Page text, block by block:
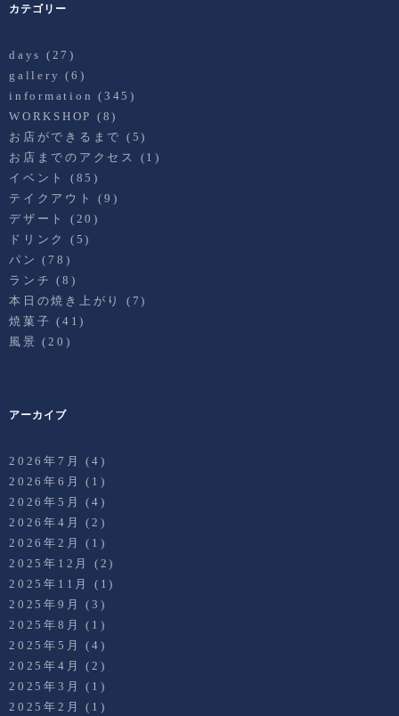
カテゴリー
days (27)
gallery (6)
information (345)
WORKSHOP (8)
お店ができるまで (5)
お店までのアクセス
(1)
イベント
(85)
テイクアウト
(9)
デザート
(20)
ドリンク
(5)
パン (78)
ランチ (8)
本日の焼き上がり
(7)
焼菓子 (41)
風景 (20)
アーカイブ
2026年7月
(4)
2026年6月
(1)
2026年5月
(4)
2026年4月
(2)
2026年2月
(1)
2025年12月
(2)
2025年11月
(1)
2025年9月
(3)
2025年8月
(1)
2025年5月
(4)
2025年4月
(2)
2025年3月
(1)
2025年2月
(1)